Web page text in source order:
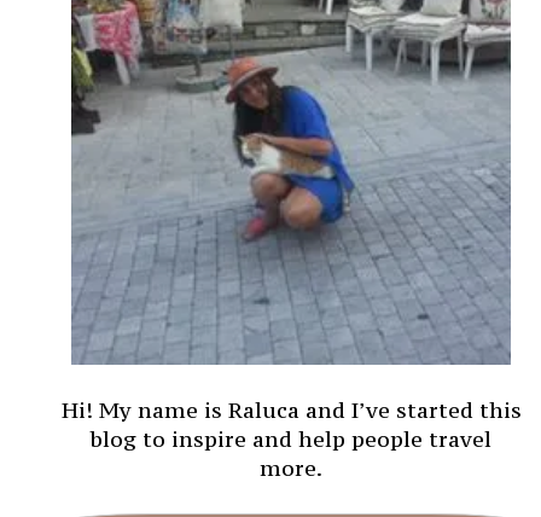
Hi! My name is Raluca and I’ve started this
blog to inspire and help people travel
more.